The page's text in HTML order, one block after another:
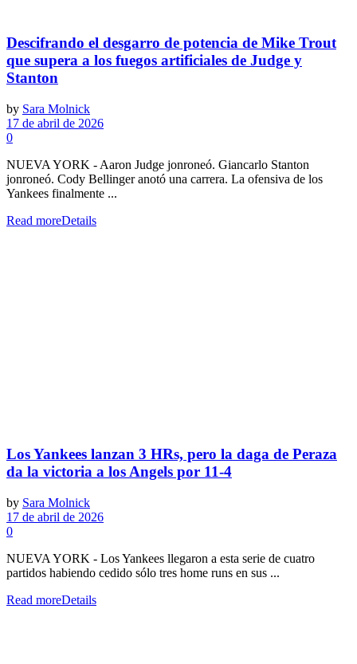
Descifrando el desgarro de potencia de Mike Trout
que supera a los fuegos artificiales de Judge y
Stanton
by Sara Molnick
17 de abril de 2026
0
NUEVA YORK - Aaron Judge jonroneó. Giancarlo Stanton
jonroneó. Cody Bellinger anotó una carrera. La ofensiva de los
Yankees finalmente ...
Read moreDetails
Los Yankees lanzan 3 HRs, pero la daga de Peraza
da la victoria a los Angels por 11-4
by Sara Molnick
17 de abril de 2026
0
NUEVA YORK - Los Yankees llegaron a esta serie de cuatro
partidos habiendo cedido sólo tres home runs en sus ...
Read moreDetails